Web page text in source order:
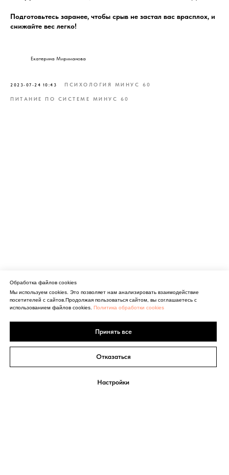
Подготовьтесь заранее, чтобы срыв не застал вас врасплох, и
снижайте вес легко!
Екатерина Мириманова
2023-07-24 10:43 ПСИХОЛОГИЯ МИНУС 60
ПИТАНИЕ ПО СИСТЕМЕ МИНУС 60
Обработка файлов cookies
Мы используем cookies. Это позволяет нам анализировать взаимодействие
посетителей с сайтов.Продолжая пользоваться сайтом, вы соглашаетесь с
использованием файлов cookies. Политика обработки cookies
Принять все
Отказаться
Настройки